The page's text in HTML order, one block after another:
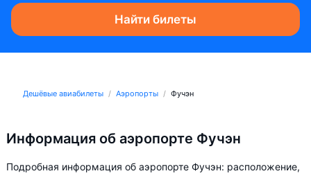
Найти билеты
Дешёвые авиабилеты Аэропорты Фучэн
Информация об аэропорте Фучэн
Подробная информация об аэропорте Фучэн: расположение,